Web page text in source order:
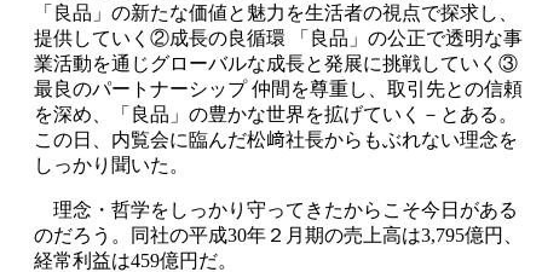
「良品」の新たな価値と魅力を生活者の視点で探求し、
提供していく②成長の良循環 「良品」の公正で透明な事
業活動を通じグローバルな成長と発展に挑戦していく③
最良のパートナーシップ 仲間を尊重し、取引先との信頼
を深め、「良品」の豊かな世界を拡げていく－とある。
この日、内覧会に臨んだ松﨑社長からもぶれない理念を
しっかり聞いた。
理念・哲学をしっかり守ってきたからこそ今日がある
のだろう。同社の平成30年２月期の売上高は3,795億円、
経常利益は459億円だ。